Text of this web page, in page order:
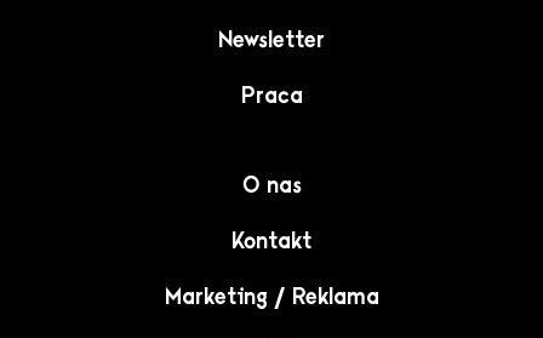
Newsletter
Praca
O nas
Kontakt
Marketing / Reklama